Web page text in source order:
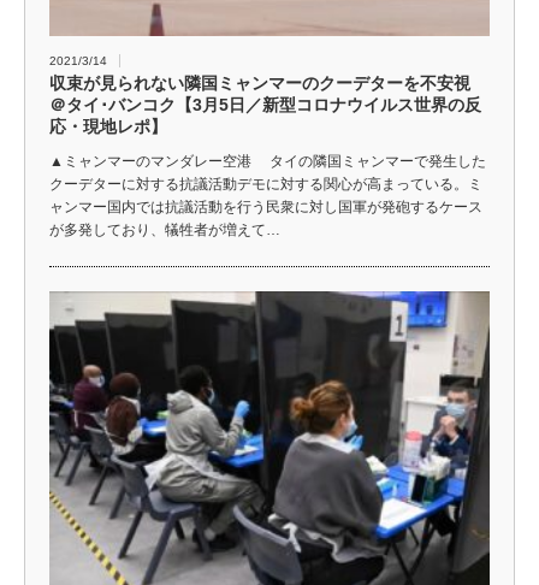
2021/3/14
収束が見られない隣国ミャンマーのクーデターを不安視
＠タイ･バンコク【3月5日／新型コロナウイルス世界の反
応・現地レポ】
▲ミャンマーのマンダレー空港 タイの隣国ミャンマーで発生した
クーデターに対する抗議活動デモに対する関心が高まっている。ミ
ャンマー国内では抗議活動を行う民衆に対し国軍が発砲するケース
が多発しており、犠牲者が増えて…